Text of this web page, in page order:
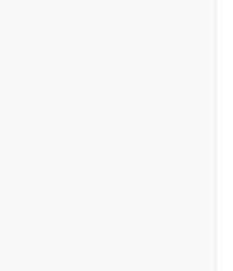
заказа!